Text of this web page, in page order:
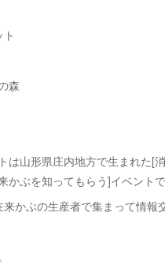
森
は山形県庄内地方で生まれた[
ぶを知ってもらう]イベントで
かぶの生産者で集まって情報